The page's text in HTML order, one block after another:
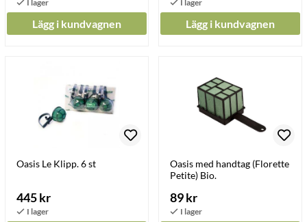
Lägg i kundvagnen Lägg i kundvagnen
Oasis Le Klipp. 6 st
445 kr
Oasis med handtag (Florette
Petite) Bio.
89 kr